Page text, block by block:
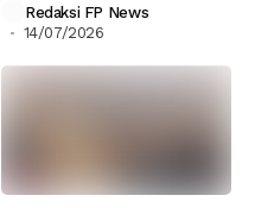
Redaksi FP News
14/07/2026